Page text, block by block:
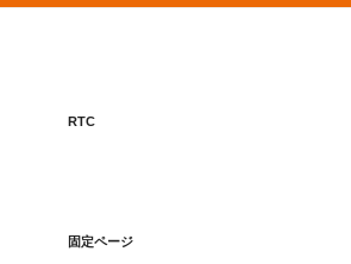
RTC
固定ページ